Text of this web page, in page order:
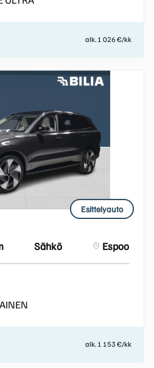
alk. 1 026 €/kk
Esittelyauto
Sähkö Espoo
alk. 1 153 €/kk